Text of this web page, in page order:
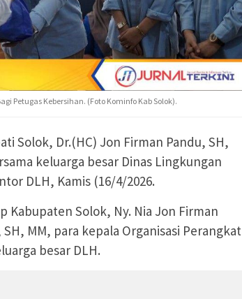
Petugas Kebersihan. (Foto Kominfo Kab Solok).
Solok, Dr.(HC) Jon Firman Pandu, SH,
keluarga besar Dinas Lingkungan
DLH, Kamis (16/4/2026.
Kabupaten Solok, Ny. Nia Jon Firman
SH, MM, para kepala Organisasi Perangkat
besar DLH.